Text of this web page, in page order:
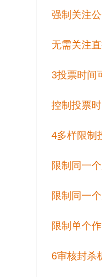
强制关注
无需关注
3投票时间
控制投票
4多样限制
限制同一
限制同一
限制单个
6审核封杀